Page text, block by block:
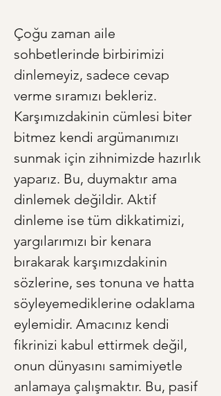
Çoğu zaman aile
sohbetlerinde birbirimizi
dinlemeyiz, sadece cevap
verme sıramızı bekleriz.
Karşımızdakinin cümlesi biter
bitmez kendi argümanımızı
sunmak için zihnimizde hazırlık
yaparız. Bu, duymaktır ama
dinlemek değildir. Aktif
dinleme ise tüm dikkatimizi,
yargılarımızı bir kenara
bırakarak karşımızdakinin
sözlerine, ses tonuna ve hatta
söyleyemediklerine odaklama
eylemidir. Amacınız kendi
fikrinizi kabul ettirmek değil,
onun dünyasını samimiyetle
anlamaya çalışmaktır. Bu, pasif